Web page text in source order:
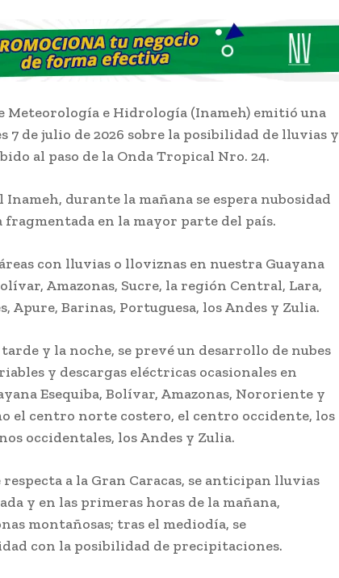
Meteorología e Hidrología (Inameh) emitió una
7 de julio de 2026 sobre la posibilidad de lluvias y
al paso de la Onda Tropical Nro. 24.
durante la mañana se espera nubosidad
fragmentada en la mayor parte del país.
con lluvias o lloviznas en nuestra Guayana
Amazonas, Sucre, la región Central, Lara,
Apure, Barinas, Portuguesa, los Andes y Zulia.
y la noche, se prevé un desarrollo de nubes
y descargas eléctricas ocasionales en
Esequiba, Bolívar, Amazonas, Nororiente y
el centro norte costero, el centro occidente, los
occidentales, los Andes y Zulia.
a la Gran Caracas, se anticipan lluvias
y en las primeras horas de la mañana,
montañosas; tras el mediodía, se
con la posibilidad de precipitaciones.